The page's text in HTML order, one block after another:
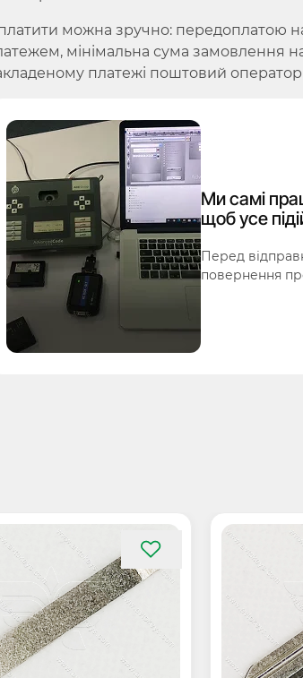
можна зручно: передоплатою
мінімальна сума замовлення
платежі поштовий оператор
Ми самі
щоб усе
Перед
повернення